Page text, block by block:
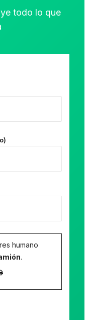
todo lo que
humano
.